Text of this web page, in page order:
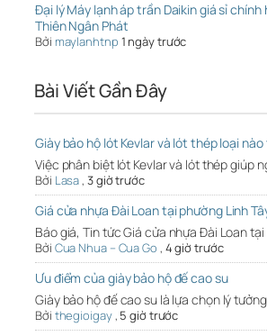
Đại lý Máy lạnh áp trần Daikin giá sỉ chính
Thiên Ngân Phát
Bởi maylanhtnp 1 ngày trước
Bài Viết Gần Đây
Giày bảo hộ lót Kevlar và lót thép loại
Việc phân biệt lót Kevlar và lót thép giúp
Bởi Lasa, 3 giờ trước
Giá cửa nhựa Đài Loan tại phường Linh
Báo giá, Tin tức Giá cửa nhựa Đài Loan
Bởi Cua Nhua – Cua Go , 4 giờ trước
Ưu điểm của giày bảo hộ đế cao su
Giày bảo hộ đế cao su là lựa chọn lý
Bởi thegioigay, 5 giờ trước